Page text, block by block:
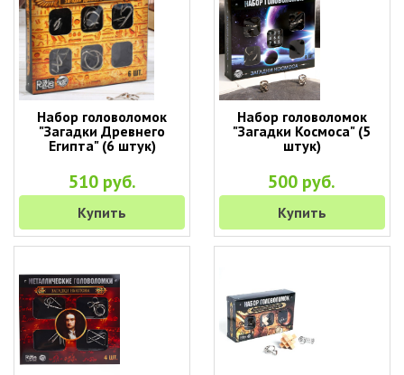
Набор головоломок
"Загадки Древнего
Египта" (6 штук)
510 руб.
Купить
Набор головоломок
"Загадки Космоса" (5
штук)
500 руб.
Купить